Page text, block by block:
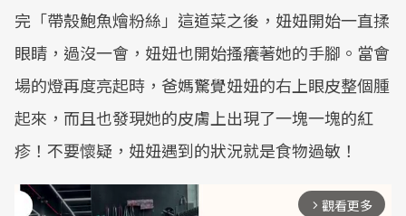
完「帶殼鮑魚燴粉絲」這道菜之後，妞妞開始一直揉
眼睛，過沒一會，妞妞也開始搔癢著她的手腳。當會
場的燈再度亮起時，爸媽驚覺妞妞的右上眼皮整個腫
起來，而且也發現她的皮膚上出現了一塊一塊的紅
疹！不要懷疑，妞妞遇到的狀況就是食物過敏！
arrow_forward_ios 觀看更多